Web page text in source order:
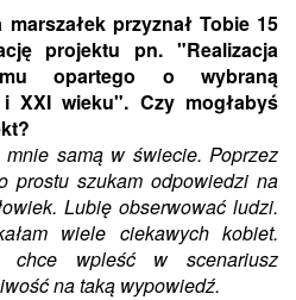
przyznał Tobie 15
projektu pn. "Realizacja
opartego o wybraną
XXI wieku". Czy mogłabyś
samą w świecie. Poprzez
prostu szukam odpowiedzi na
Lubię obserwować ludzi.
wiele ciekawych kobiet.
chce wpleść w scenariusz
na taką wypowiedź.